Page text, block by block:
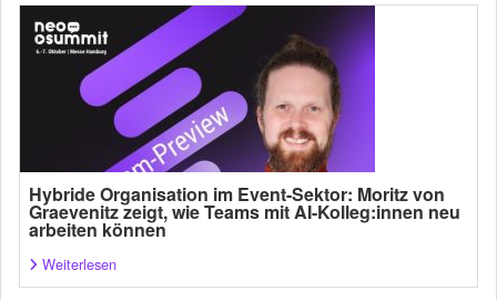
Hybride Organisation im Event-Sektor: Moritz von
Graevenitz zeigt, wie Teams mit AI-Kolleg:innen neu
arbeiten können
Weiterlesen